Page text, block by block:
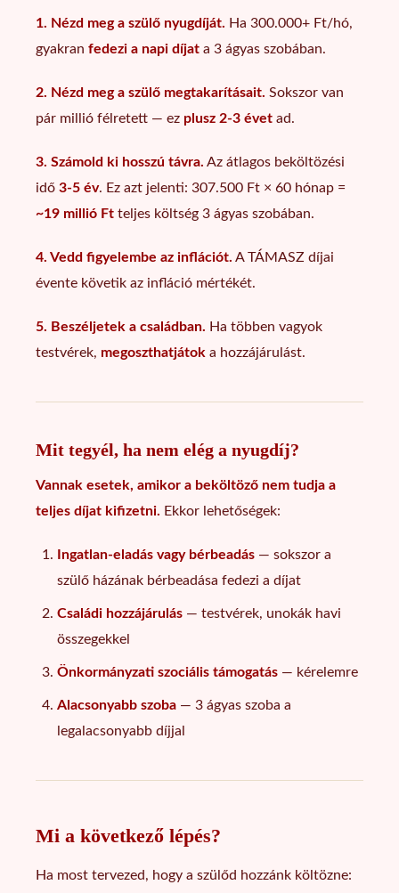
1. Nézd meg a szülő nyugdíját. Ha 300.000+ Ft/hó,
gyakran fedezi a napi díjat a 3 ágyas szobában.
2. Nézd meg a szülő megtakarításait. Sokszor van
pár millió félretett — ez plusz 2-3 évet ad.
3. Számold ki hosszú távra. Az átlagos beköltözési
idő 3-5 év. Ez azt jelenti: 307.500 Ft × 60 hónap =
~19 millió Ft teljes költség 3 ágyas szobában.
4. Vedd figyelembe az inflációt. A TÁMASZ díjai
évente követik az infláció mértékét.
5. Beszéljetek a családban. Ha többen vagyok
testvérek, megoszthatjátok a hozzájárulást.
Mit tegyél, ha nem elég a nyugdíj?
Vannak esetek, amikor a beköltöző nem tudja a
teljes díjat kifizetni. Ekkor lehetőségek:
Ingatlan-eladás vagy bérbeadás — sokszor a
szülő házának bérbeadása fedezi a díjat
Családi hozzájárulás — testvérek, unokák havi
összegekkel
Önkormányzati szociális támogatás — kérelemre
Alacsonyabb szoba — 3 ágyas szoba a
legalacsonyabb díjjal
Mi a következő lépés?
Ha most tervezed, hogy a szülőd hozzánk költözne: